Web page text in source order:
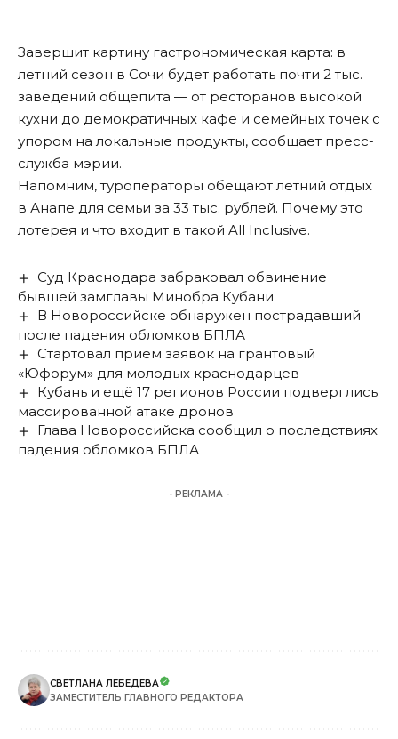
Завершит картину гастрономическая карта: в
летний сезон в Сочи будет работать почти 2 тыс.
заведений общепита — от ресторанов высокой
кухни до демократичных кафе и семейных точек с
упором на локальные продукты, сообщает пресс-
служба мэрии.
Напомним, туроператоры обещают летний отдых
в Анапе для семьи за 33 тыс. рублей. Почему это
лотерея и что входит в такой All Inclusive.
Суд Краснодара забраковал обвинение
бывшей замглавы Минобра Кубани
В Новороссийске обнаружен пострадавший
после падения обломков БПЛА
Стартовал приём заявок на грантовый
«Юфорум» для молодых краснодарцев
Кубань и ещё 17 регионов России подверглись
массированной атаке дронов
Глава Новороссийска сообщил о последствиях
падения обломков БПЛА
- РЕКЛАМА -
СВЕТЛАНА ЛЕБЕДЕВА
ЗАМЕСТИТЕЛЬ ГЛАВНОГО РЕДАКТОРА